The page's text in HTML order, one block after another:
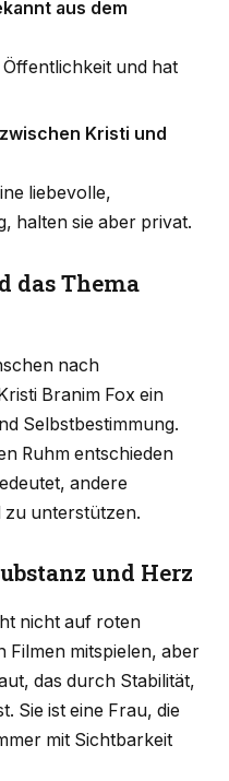
aus dem
und hat
Kristi und
liebevolle,
halten sie aber privat.
das Thema
nach
Branim Fox ein
Selbstbestimmung.
Ruhm entschieden
andere
zu unterstützen.
und Herz
nicht auf roten
Filmen mitspielen, aber
das durch Stabilität,
Sie ist eine Frau, die
mit Sichtbarkeit